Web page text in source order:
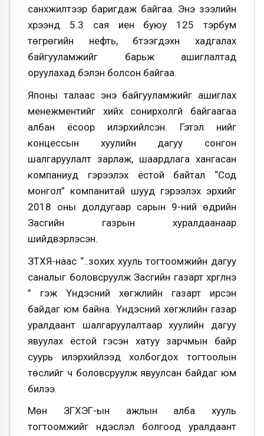
санхүүжилтээр баригдаж байгаа. Энэ зээлийн
хүрээнд 5.3 сая иен буюу 125 тэрбум
төгрөгийн нефть, бүтээгдэхүүн хадгалах
байгууламжийг барьж ашиглалтад
оруулахад бэлэн болсон байгаа.
Японы талаас энэ байгууламжийг ашиглах
менежментийг хийх сонирхолгүй байгаагаа
албан ёсоор илэрхийлсэн. Гэтэл үүнийг
концессын хуулийн дагуу сонгон
шалгаруулалт зарлаж, шаардлага хангасан
компаниуд гэрээлэх ёстой байтал “Сод
монгол” компанитай шууд гэрээлэх эрхийг
2018 оны долдугаар сарын 9-ний өдрийн
Засгийн газрын хуралдаанаар
шийдвэрлэсэн.
ЗТХЯ-наас “..зохих хууль тогтоомжийн дагуу
саналыг боловсруулж Засгийн газарт хүргүүлнэ
үү” гэж Үндэсний хөгжлийн газарт ирсэн
байдаг юм байна. Үндэсний хөгжлийн газар
уралдаант шалгаруулалтаар хуулийн дагуу
явуулах ёстой гэсэн хатуу зарчмын байр
суурь илэрхийлээд холбогдох тогтоолын
төслийг ч боловсруулж явуулсан байдаг юм
билээ.
Мөн ЗГХЭГ-ын ажлын алба хууль
тогтоомжийг үндэслэл болгоод уралдаант